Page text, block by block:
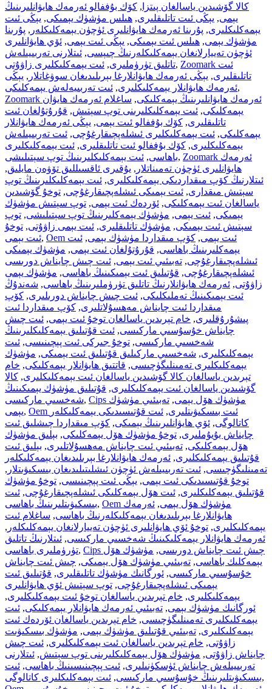
كالا گۆشىدىن ياسالغان پىتزا , كۆك بۇففالو ئەرمەك ھايۋانلىرىنىڭ
يېمى, يېڭى ئىت تاتلىقلىرى, ھىلس مۈشۈك يېمىكى, يېڭى ئىت
يېمەكلىكلىرى, پۇرىنا ئەرمەك ھايۋانلىرى ئۈچۈن يېمەكلىكلەر , پۇرىنا
مۈشۈك يېمى, ھىلس ئىت يېمىكى, يېڭى ئىت يېمى, ئۆي ھايۋانلىرى
ئۈچۈن تەييارلانغان يېمەكلىكلەرنىڭ چىپسى, ئىتلارنى تەربىيىلەش
تاتلىق تۈرۈملىرى, ئىت يېمەكلىكلىرى زاۋۇتى , Zoomark ئىت
تاتلىقلىرى, يېڭى ئەرمەك ھايۋانلارغا بېرىلىدىغان سوۋغاتلار , يېڭى
ئەرمەك ھايۋانلار يېمەكلىكلىرى, ئىت تەربىيەلەش يېمەكلىكى
,
Zoomark ئەرمەك ھايۋانلىرىنىڭ يېمەكلىكى, ساغلام ئەرمەك ھايۋان
يېمەكلىكى, ئىت يېمەكلىكلىرىنى توپ سېتىش, قۇرۇتۇلغان ئىت
تاتلىقلىرى, كۆك بۇففالو ئىت يېمى, يېڭى ئەرمەك ھايۋانلار
يېمەكلىكى, ئىت يېمەكلىكلىرى ئىشلەپچىقارغۇچى, ئىت تەربىيىلەش
يېمەكلىكلىرى, كۆك بۇففالو ئىت تاتلىقلىرى, ئىت يېمەكلىكلىرى
باھاسى, ئىت يېمەكلىكلىرىنىڭ توپ سېتىلىشى , Zoomark ئەرمەك
ھايۋانلىرى ئۈچۈن تەمىناتلار , يۇقىرى ئاقسىللىق تۆۋەن مايلىق,
ئىتلارنىڭ كۆپ مىقداردىكى يېمەكلىكلىرى, ئىت يېمەكلىكلىرىنىڭ توپ
سېتىش مىقدارى, ئىت يېمىكى ئىشلەپچىقارغۇچى, توخۇ گۆشىدىن
ياسالغان ئىت يېمەكلىكى, ئۆردەك ئىت يېمى, توپ سېتىش مۈشۈك
يېمىكى, ئىت يېمى, مۈشۈك يېمەكلىرىنىڭ توپ سېتىلىشى, توپ
سېتىش ئىت يېمىكى, مۈشۈك تاتلىقلىرى, ئىت يېمى زاۋۇتى, توخۇ
ئىت يېمى, Oem ئىت يېمى, كۆپ مىقداردا مۈشۈك يېمى, ئىت
يېمەكلىرىنىڭ باھاسى, قۇرۇتۇلغان ئىت يېمى, مۈشۈك يېمىكى
ئىشلەپچىقارغۇچى, تەبىئىي ئىت يېمى, ئىت چىش چايناش دورىسى
ئىشلەپچىقارغۇچى, قۇتىلىق ئىت يېمىكىنىڭ باھاسى, مۈشۈك يېمى
زاۋۇتى, ئەرمەك ھايۋانلارنىڭ تاتلىق تۈرۈملىرىنىڭ باھاسى, شەندۇڭ
ئىت يېمىكىنىڭ تەملىكلىكى, ئىت چىش چايناش دورىلىرى, كۆپ
مىقداردا ئىت چايناش مەھسۇلاتلىرى, كۆپ مىقداردا ئىت
پىشۇرۇقلىرى, خام تېرىدىن ياسالغان توخۇ ئىت يېمى, ئىت چىش
چايناش خۇسۇسىي ماركىسى, ئىت قۇتىلىق يېمەكلىكلىرىنىڭ
شەخسىي ماركىسى, توخۇ جىركى ئىت پېچىنىسى, ئىت
يېمەكلىكلىرى, شەخسىي ماركىلىق قۇتىلىق ئىت يېمىكى, مۈشۈك
يېمەكلىكلىرى تەمىنلىگۈچىسى, قاتتىق ھايۋانلار يېمەكلىكى, خام
تېرىدىن ياسالغان كالا گۆشىدىن ياسالغان ئىت يېمەكلىكلىرى, كالا
گۆشىدىن ياسالغان ئىت يېمەكلىكلىرى, قۇتىلىق مۈشۈك يېمىكىنىڭ
شەخسىي ماركىسى, Cips مۈشۈك ھۆل يېمى, تەبىئىي مۈشۈك
يېمى, Oem ئىت بىسكىۋىتلىرى, ئىت قۇتىسىدىكى يېمەكلىكلەر
كاتالوگى, ئۆي ھايۋانلىرىنىڭ يېمىكى, كۆپ مىقداردا چىشلىق ئىت
چايناش بۇيۇملىرى, توخۇ مۈشۈك ھۆل يېمەكلىكى, بېلىق مۈشۈك
ھۆل يېمەكلىكى, تەبىئىي ئىت چايناش مەھسۇلاتلىرى, بېلىق ئىت
قۇتىلىق يېمەكلىكلىرى, ئەرمەك ھايۋانلارغا بېرىلىدىغان يېمەكلىكلەر
تەمىنلىگۈچىسى, ئىت تەربىيىلەش ئۈچۈن ئىشلىتىلىدىغان بىسكىۋىتلار ,
توخۇ قۇتىسىدىكى ئىت يېمى, يېڭى ئىت پېچىنىسى, توخۇ مۈشۈك
قۇتىلىق يېمەكلىكلىرى, ئىت ھۆل يېمەكلىكى ئىشلەپچىقارغۇچى, ئىت
بىسكىۋىتلىرىنىڭ باھاسى, Oem مۈشۈك ھۆل يېمى, ئەرمەك
ھايۋانلارغا بېرىلىدىغان يېمەكلىكلەرنىڭ باھاسى, ساغلام ئىت
يېمەكلىكلىرى, توخۇ ئۆي ھايۋانلىرى ئۈچۈن تەييارلانغان يېمەكلىكلەر ,
ئەرمەك ھايۋانلار يېمەكلىكىنىڭ شەخسىي ماركىسى, ئىتلارنىڭ تاتلىق
تۈرۈملىرى باھاسى, Cips چىش ئىت چايناش دورىسى, مۈشۈك ھۆل
يېمەكلىك باھاسى, تەبىئىي مۈشۈك ھۆل يېمىكى, چىش ئىت چايناش
خۇسۇسىي ماركىسى, ئورگانىك مۈشۈك تاتلىقلىرى, قۇتىلىق ئىت
يېمىكى ئىشلەپچىقارغۇچى, توپ سېتىش ئۆي ھايۋانلىرى
يېمەكلىكلىرى, خام تېرىدىن ياسالغان توخۇ ئىت يېمەكلىكلىرى,
ئورگانىك مۈشۈك يېمى, تەبىئىي ئەرمەك ھايۋانلار يېمەكلىكى, ئىت
يېمەكلىكلىرى تەمىنلىگۈچىسى, خام تېرىدىن ياسالغان ئۆردەك ئىت
يېمەكلىكلىرى, تەبىئىي قۇتىلىق مۈشۈك يېمى, مۈشۈك بىسكىۋىت
زاۋۇتى, خام تېرىدىن ياسالغان ئىت يېمەكلىكلىرى, ئىت چىش
چايناش زاۋۇتى, مۈشۈك ھۆل يېمەكلىكلىرىنى توپ سېتىش, ئىتلارنى
تەربىيىلەش چايناش ئۈسكۈنىلىرى, ئىت پېچىنىسىنىڭ باھاسى, ئىت
بىسكىۋىتلىرىنىڭ خۇسۇسىي ماركىسى, ئىت يېمەكلىكلىرى كاتالوگى
,